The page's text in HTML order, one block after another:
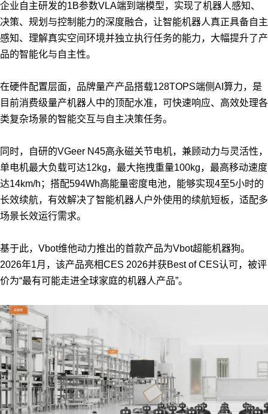
企业自主研发的1B参数VLA端到端模型，实现了机器人感知、
决策、规划与控制能力的深度融合，让智能机器人真正具备自主
感知、理解真实空间环境并独立执行任务的能力，大幅提升了产
品的智能化与自主性。
在硬件配置层面，品牌量产产品搭载128TOPS端侧AI算力，是
目前消费级量产机器人中的顶配水准，可快速响应、高效处理各
类复杂场景的智能交互与自主决策任务。
同时，自研的VGeer N45高永磁关节电机，兼顾动力与灵活性，
单电机最大负载可达12kg，最大拖拽重量100kg，最高移动速度
达14km/h；搭配594Wh高能量密度电池，能够实现4至5小时的
长效续航，有效解决了智能机器人户外使用的续航短板，适配多
场景长效运行需求。
基于此，Vbot维他动力推出的首款产品为Vbot超能机器狗。
2026年1月，该产品亮相CES 2026并获Best of CES认可，被评
价为“最有可能走进全球家庭的机器人产品”。